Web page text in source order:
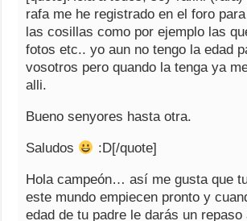
rafa me he registrado en el foro
las cosillas como por ejemplo las
fotos etc.. yo aun no tengo la edad
vosotros pero quando la tenga ya
alli.
Bueno senyores hasta otra.
Saludos :D[/quote]
Hola campeón… así me gusta que
este mundo empiecen pronto y
edad de tu padre le darás un repaso